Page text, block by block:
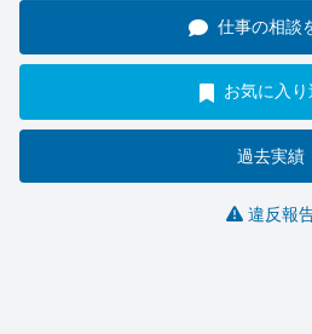
仕事の相談
お気に入り
過去実績
違反報